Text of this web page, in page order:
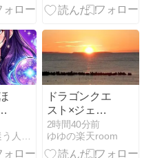
副業探しで迷う人へ、AI占いで収入源を増やす最新活用法
ドラゴンクエ
スト×ジェラ
ート ピケのコ
ラボ
2時間40分前
ゆゆの楽天room